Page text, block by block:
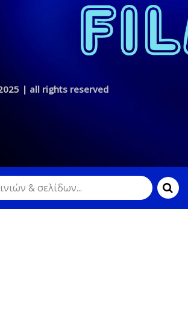
| all rights reserved